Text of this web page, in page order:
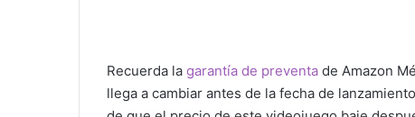
Recuerda la garantía de preventa de Amazon
llega a cambiar antes de la fecha de